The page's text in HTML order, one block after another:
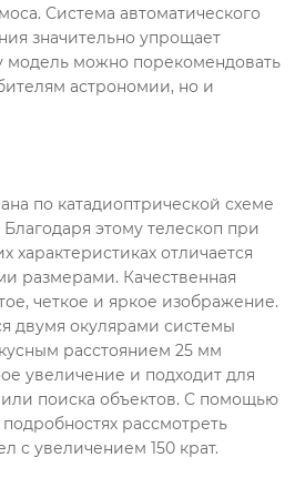
Система автоматического
значительно упрощает
модель можно порекомендовать
астрономии, но и
по катадиоптрической схеме
этому телескоп при
характеристиках отличается
размерами. Качественная
четкое и яркое изображение.
двумя окулярами системы
расстоянием 25 мм
увеличение и подходит для
поиска объектов. С помощью
рассмотреть
с увеличением 150 крат.